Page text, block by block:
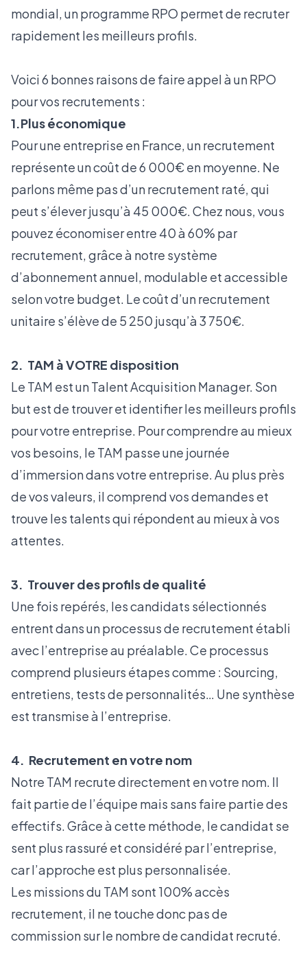
mondial, un programme RPO permet de recruter
rapidement les meilleurs profils.
Voici 6 bonnes raisons de faire appel à un RPO
pour vos recrutements :
1.Plus économique
Pour une entreprise en France, un recrutement
représente un coût de 6 000€ en moyenne. Ne
parlons même pas d’un recrutement raté, qui
peut s’élever jusqu’à 45 000€. Chez nous, vous
pouvez économiser entre 40 à 60% par
recrutement, grâce à notre système
d’abonnement annuel, modulable et accessible
selon votre budget. Le coût d’un recrutement
unitaire s’élève de 5 250 jusqu’à 3 750€.
2. TAM à VOTRE disposition
Le TAM est un Talent Acquisition Manager. Son
but est de trouver et identifier les meilleurs profils
pour votre entreprise. Pour comprendre au mieux
vos besoins, le TAM passe une journée
d’immersion dans votre entreprise. Au plus près
de vos valeurs, il comprend vos demandes et
trouve les talents qui répondent au mieux à vos
attentes.
3. Trouver des profils de qualité
Une fois repérés, les candidats sélectionnés
entrent dans un processus de recrutement établi
avec l’entreprise au préalable. Ce processus
comprend plusieurs étapes comme : Sourcing,
entretiens, tests de personnalités… Une synthèse
est transmise à l’entreprise.
4. Recrutement en votre nom
Notre TAM recrute directement en votre nom. Il
fait partie de l’équipe mais sans faire partie des
effectifs. Grâce à cette méthode, le candidat se
sent plus rassuré et considéré par l’entreprise,
car l’approche est plus personnalisée.
Les missions du TAM sont 100% accès
recrutement, il ne touche donc pas de
commission sur le nombre de candidat recruté.